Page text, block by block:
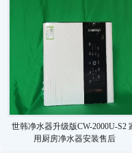
世韩净水器升级版CW-2000U-S2
用厨房净水器安装售后